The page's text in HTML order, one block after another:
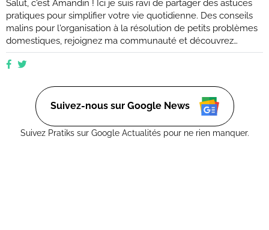
Salut, c'est Amandin ! Ici je suis ravi de partager des astuces
pratiques pour simplifier votre vie quotidienne. Des conseils
malins pour l'organisation à la résolution de petits problèmes
domestiques, rejoignez ma communauté et découvrez
comment rendre votre quotidien plus facile et plus efficace.
Que vous soyez novice ou expert, ensemble, nous
tous les jours. (Retrouvez moi aussi sur Ctendance.fr)
Suivez-nous sur Google News
Suivez Pratiks sur Google Actualités pour ne rien manquer.